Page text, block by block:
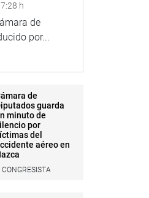
h
de
por...
de
guarda
minuto de
por
del
aéreo en
CONGRESISTA